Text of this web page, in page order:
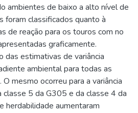
ambientes de baixo a alto nível de
foram classificados quanto à
de reação para os touros com no
graficamente.
das estimativas de variância
ambiental para todas as
mesmo ocorreu para a variância
classe 5 da G305 e da classe 4 da
aumentaram